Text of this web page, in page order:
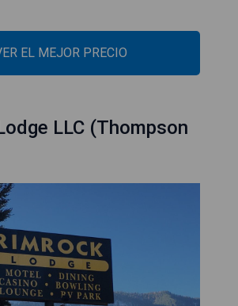
EL MEJOR PRECIO
LLC (Thompson